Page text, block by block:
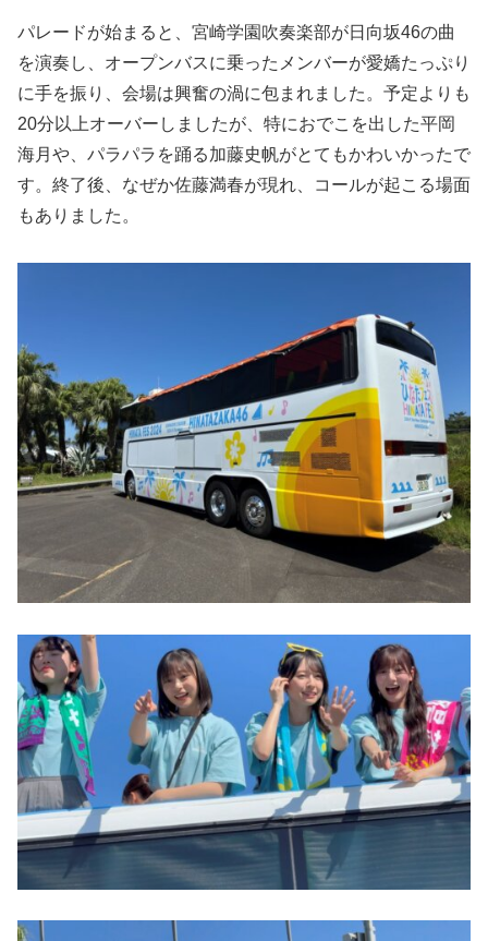
パレードが始まると、宮崎学園吹奏楽部が日向坂46の曲
を演奏し、オープンバスに乗ったメンバーが愛嬌たっぷり
に手を振り、会場は興奮の渦に包まれました。予定よりも
20分以上オーバーしましたが、特におでこを出した平岡
海月や、パラパラを踊る加藤史帆がとてもかわいかったで
す。終了後、なぜか佐藤満春が現れ、コールが起こる場面
もありました。